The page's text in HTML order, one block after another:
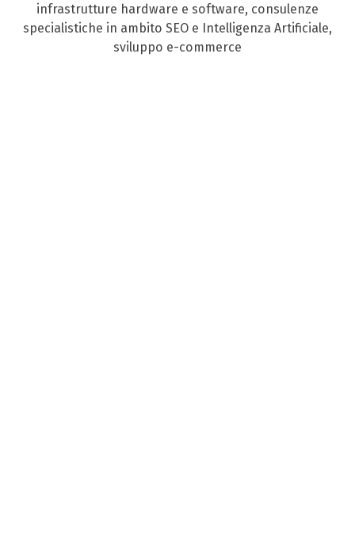
infrastrutture hardware e software, consulenze
specialistiche in ambito SEO e Intelligenza Artificiale,
sviluppo e-commerce